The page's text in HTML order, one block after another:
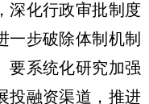
深化行政审批制度
一步破除体制机制
要系统化研究加强
投融资渠道，推进